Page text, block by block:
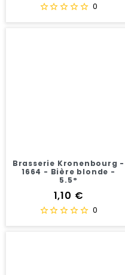
0
Brasserie Kronenbourg -
1664 - Bière blonde -
5.5°
Prix
1,10 €
0